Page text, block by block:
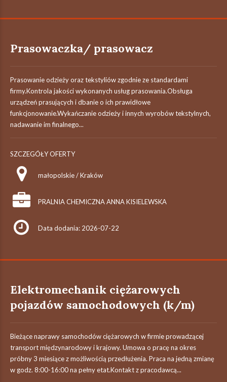
Prasowaczka/ prasowacz
Prasowanie odzieży oraz tekstyliów zgodnie ze standardami
firmy.Kontrola jakości wykonanych usług prasowania.Obsługa
urządzeń prasujących i dbanie o ich prawidłowe
funkcjonowanie.Wykańczanie odzieży i innych wyrobów tekstylnych,
nadawanie im finalnego...
SZCZEGÓŁY OFERTY
małopolskie / Kraków
PRALNIA CHEMICZNA ANNA KISIELEWSKA
Data dodania: 2026-07-22
Elektromechanik ciężarowych
pojazdów samochodowych (k/m)
Bieżące naprawy samochodów ciężarowych w firmie prowadzącej
transport międzynarodowy i krajowy. Umowa o pracę na okres
próbny 3 miesiące z możliwością przedłużenia. Praca na jedną zmianę
w godz. 8:00-16:00 na pełny etat.Kontakt z pracodawcą...